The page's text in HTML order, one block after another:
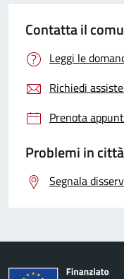
Contatta il
Leggi le
Richiedi
Prenota
Problemi in città
Segnala